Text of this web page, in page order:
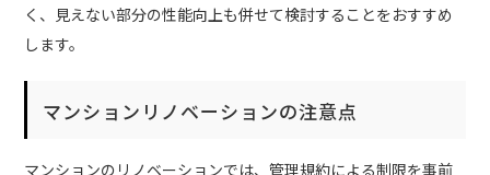
く、見えない部分の性能向上も併せて検討することをおすすめ
します。
マンションリノベーションの注意点
マンションのリノベーションでは、管理規約による制限を事前